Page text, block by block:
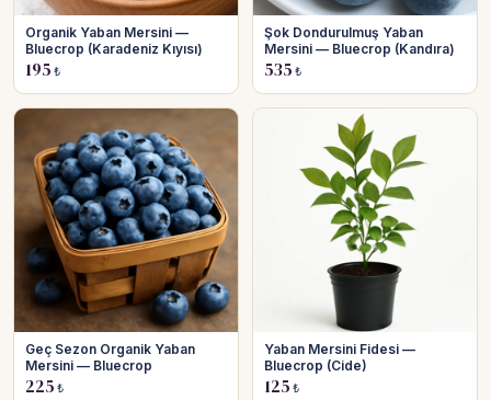
Organik Yaban Mersini —
Bluecrop (Karadeniz Kıyısı)
195 ₺
Şok Dondurulmuş Yaban
Mersini — Bluecrop (Kandıra)
535 ₺
Geç Sezon Organik Yaban
Mersini — Bluecrop
225 ₺
Yaban Mersini Fidesi —
Bluecrop (Cide)
125 ₺